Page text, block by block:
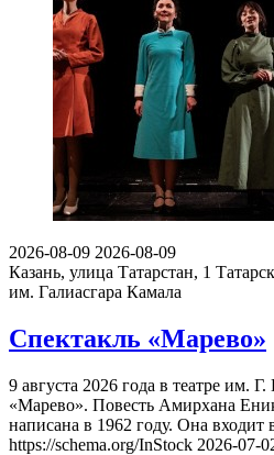
2026-08-09 2026-08-09
Казань, улица Татарстан, 1
им. Галиасгара Камала
Спектакль «Марево»
9 августа 2026 года в театре им.
«Марево». Повесть Амирхана
написана в 1962 году. Она
https://schema.org/InStock 2026-07-